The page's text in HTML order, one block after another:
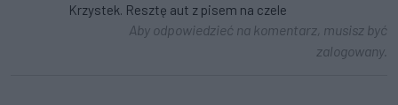
Krzystek. Resztę aut z pisem na czele
Aby odpowiedzieć na komentarz, musisz być
zalogowany.